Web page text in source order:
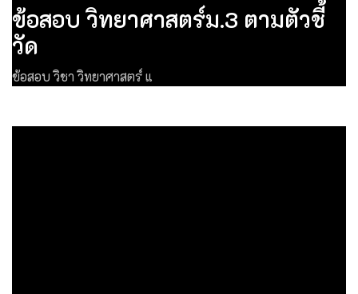
ข้อสอบ วิทยาศาสตร์ม.3 ตามตัวชี้
วัด
ข้อสอบ วิชา วิทยาศาสตร์ แ